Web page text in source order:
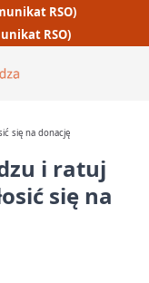
RSO)
RSO)
się na donację
i ratuj
się na